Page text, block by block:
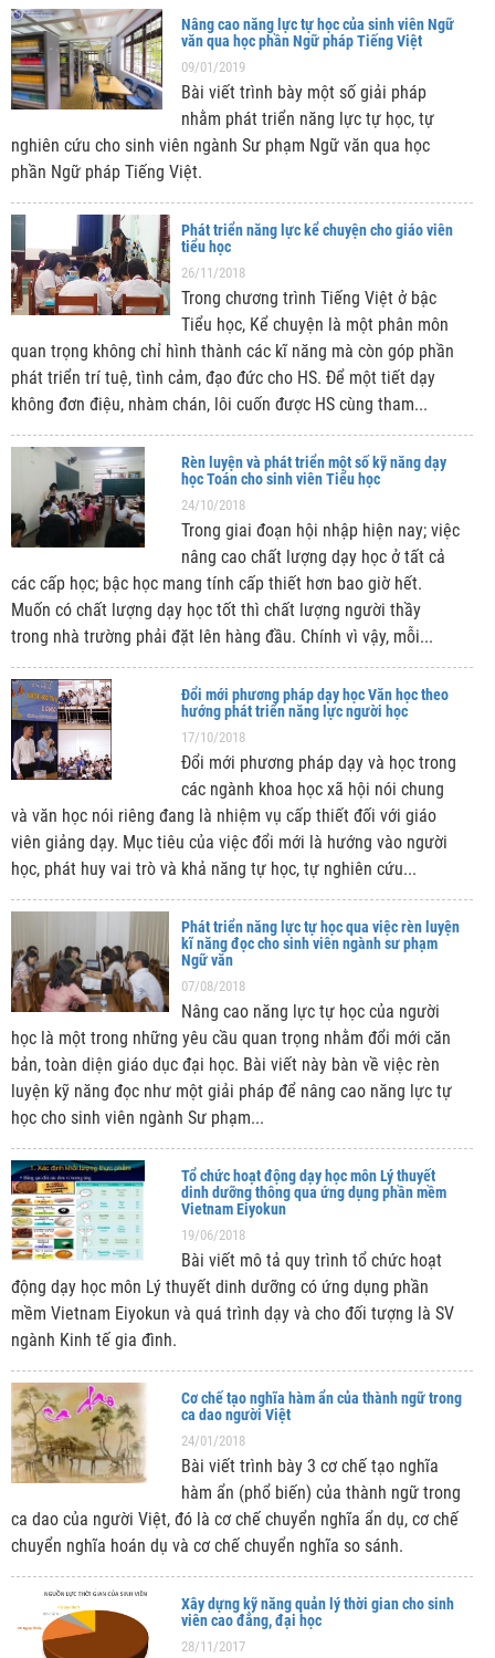
Nâng cao năng lực tự học của sinh viên Ngữ
văn qua học phần Ngữ pháp Tiếng Việt
09/01/2019
Bài viết trình bày một số giải pháp
nhằm phát triển năng lực tự học, tự
nghiên cứu cho sinh viên ngành Sư phạm Ngữ văn qua học
phần Ngữ pháp Tiếng Việt.
Phát triển năng lực kể chuyện cho giáo viên
tiểu học
26/11/2018
Trong chương trình Tiếng Việt ở bậc
Tiểu học, Kể chuyện là một phân môn
quan trọng không chỉ hình thành các kĩ năng mà còn góp phần
phát triển trí tuệ, tình cảm, đạo đức cho HS. Để một tiết dạy
không đơn điệu, nhàm chán, lôi cuốn được HS cùng tham...
Rèn luyện và phát triển một số kỹ năng dạy
học Toán cho sinh viên Tiểu học
24/10/2018
Trong giai đoạn hội nhập hiện nay; việc
nâng cao chất lượng dạy học ở tất cả
các cấp học; bậc học mang tính cấp thiết hơn bao giờ hết.
Muốn có chất lượng dạy học tốt thì chất lượng người thầy
trong nhà trường phải đặt lên hàng đầu. Chính vì vậy, mỗi...
Đổi mới phương pháp dạy học Văn học theo
hướng phát triển năng lực người học
17/10/2018
Đổi mới phương pháp dạy và học trong
các ngành khoa học xã hội nói chung
và văn học nói riêng đang là nhiệm vụ cấp thiết đối với giáo
viên giảng dạy. Mục tiêu của việc đổi mới là hướng vào người
học, phát huy vai trò và khả năng tự học, tự nghiên cứu...
Phát triển năng lực tự học qua việc rèn luyện
kĩ năng đọc cho sinh viên ngành sư phạm
Ngữ văn
07/08/2018
Nâng cao năng lực tự học của người
học là một trong những yêu cầu quan trọng nhằm đổi mới căn
bản, toàn diện giáo dục đại học. Bài viết này bàn về việc rèn
luyện kỹ năng đọc như một giải pháp để nâng cao năng lực tự
học cho sinh viên ngành Sư phạm...
Tổ chức hoạt động dạy học môn Lý thuyết
dinh dưỡng thông qua ứng dụng phần mềm
Vietnam Eiyokun
19/06/2018
Bài viết mô tả quy trình tổ chức hoạt
động dạy học môn Lý thuyết dinh dưỡng có ứng dụng phần
mềm Vietnam Eiyokun và quá trình dạy và cho đối tượng là SV
ngành Kinh tế gia đình.
Cơ chế tạo nghĩa hàm ẩn của thành ngữ trong
ca dao người Việt
24/01/2018
Bài viết trình bày 3 cơ chế tạo nghĩa
hàm ẩn (phổ biến) của thành ngữ trong
ca dao của người Việt, đó là cơ chế chuyển nghĩa ẩn dụ, cơ chế
chuyển nghĩa hoán dụ và cơ chế chuyển nghĩa so sánh.
Xây dựng kỹ năng quản lý thời gian cho sinh
viên cao đẳng, đại học
28/11/2017